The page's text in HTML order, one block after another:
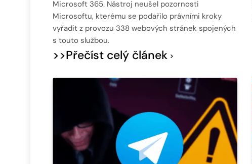
Microsoft 365. Nástroj neušel pozornosti
Microsoftu, kterému se podařilo právními kroky
vyřadit z provozu 338 webových stránek spojených
s touto službou.
>>Přečíst celý článek